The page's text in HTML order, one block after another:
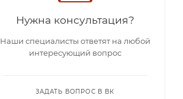
Нужна консультация?
Наши специалисты ответят на любой
интересующий вопрос
ЗАДАТЬ ВОПРОС В ВК